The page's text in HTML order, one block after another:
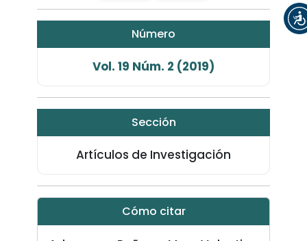
Número
Vol. 19 Núm. 2 (2019)
Sección
Artículos de Investigación
Cómo citar